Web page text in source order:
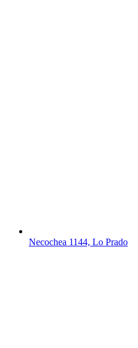
Necochea 1144, Lo Prado